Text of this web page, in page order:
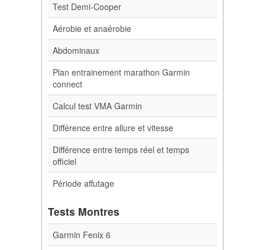
Test Demi-Cooper
Aérobie et anaérobie
Abdominaux
Plan entrainement marathon Garmin
connect
Calcul test VMA Garmin
Différence entre allure et vitesse
Différence entre temps réel et temps
officiel
Période affutage
Tests Montres
Garmin Fenix 6